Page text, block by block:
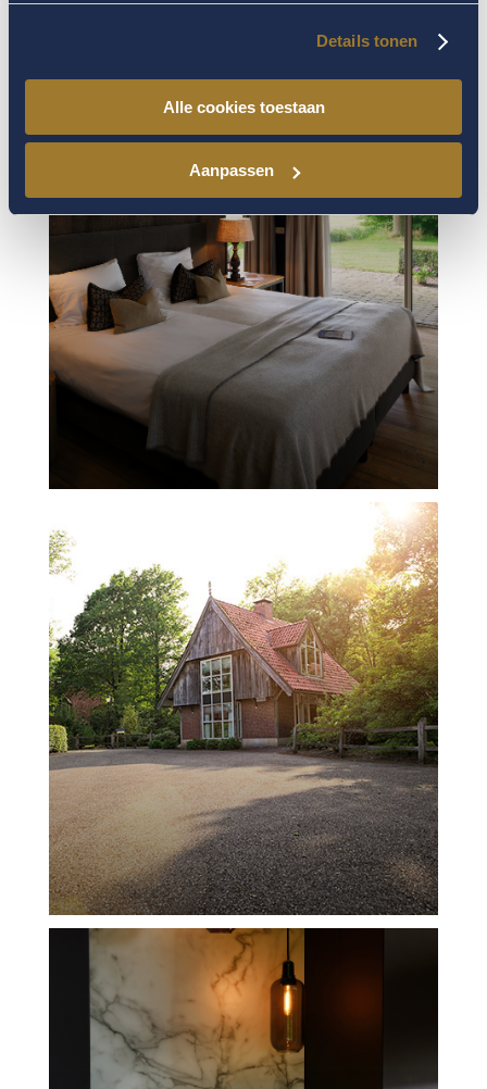
Details tonen
Alle cookies toestaan
Aanpassen